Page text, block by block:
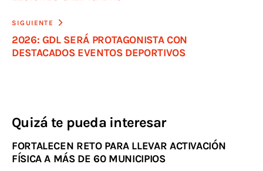
SIGUIENTE
2026: GDL SERÁ PROTAGONISTA CON
DESTACADOS EVENTOS DEPORTIVOS
Quizá te pueda interesar
FORTALECEN RETO PARA LLEVAR ACTIVACIÓN
FÍSICA A MÁS DE 60 MUNICIPIOS